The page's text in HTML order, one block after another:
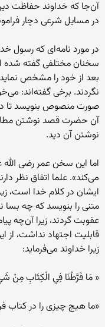
آن‌جا که خداوند حفاظت
در مسايل شرعی دچار
در مورد نامه‌ای که رسول
سخنان مختلفی گفته
بعد از خود را مشخص
نگردند. برخی گفته‌اند:
صورت منصوص بنویسد تا در
آن حضرت قصد نوشتن
نوشتن آن دید.
اما این سخن عمر رضی الله
می‌کند». علما اتفاق نظر
ایشان در کلام خدا است،
متنی را بنویسد که‌ چه‌ بسا
عقوبت گردند، زیرا آن‌چه‌
قابلیت اجتهاد نداشت، از
زیرا خداوند می‌فرماید:
« مَا فَرَّطْنَا فِي الْكِتَابِ مِنْ شَيْءٍ
«ما هیچ چیزی را در کتاب